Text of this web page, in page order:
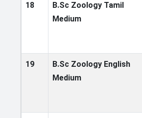
18
B.Sc Zoology Tamil
Medium
19
B.Sc Zoology English
Medium